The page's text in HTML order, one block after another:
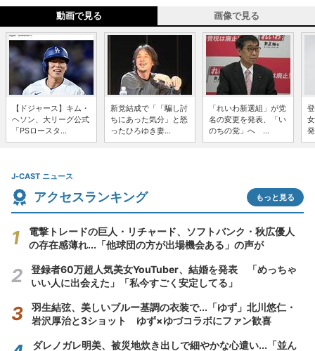
動画で見る 画像で見る
【ドジャース】キム・
ヘソン、大リーグ公式
「PSロースタ...
新党結成で「「騙し討
ちにあった気分」と怒
ったひろゆき妻...
「れいわ新選組」が党
名の変更を発表、「い
のちの党」へ ...
J-CAST ニュース
アクセスランキング もっと見る
電撃トレードの巨人・リチャード、ソフトバンク・秋広優人
の存在感薄れ...「他球団の方が出場機会ある」の声が
登録者60万超人気美女YouTuber、結婚を発表 「めっちゃ
いい人に出会えた」「私今すごく安定してる」
羽生結弦、美しいブルー基調の衣装で...「ゆず」北川悠仁・
岩沢厚治と3ショット ゆず×ゆづコラボにファン歓喜
ダレノガレ明美、被災地炊き出しで細やかな心遣い...「並ん